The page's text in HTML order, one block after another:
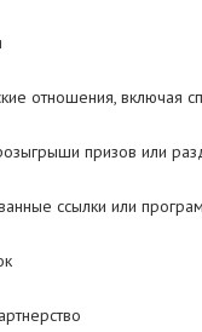
отношения, включая
призов или
ссылки или